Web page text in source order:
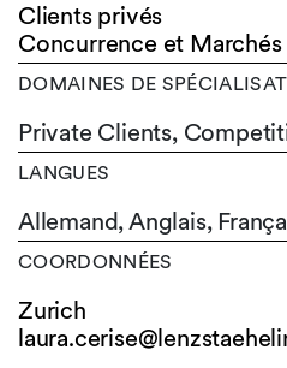
Clients privés
Concurrence et
DOMAINES DE
Private Clients,
LANGUES
Allemand,Anglais,
COORDONNÉES
Zurich